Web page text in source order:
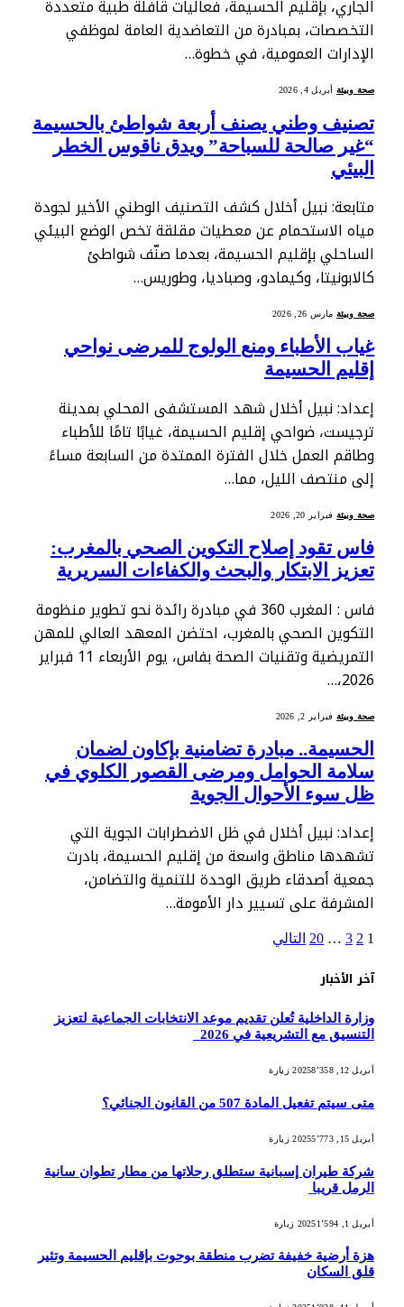
الجاري، بإقليم الحسيمة، فعاليات قافلة طبية متعددة
التخصصات، بمبادرة من التعاضدية العامة لموظفي
الإدارات العمومية، في خطوة…
صحة وبيئة أبريل 4, 2026
تصنيف وطني يصنف أربعة شواطئ بالحسيمة
“غير صالحة للسباحة” ويدق ناقوس الخطر
البيئي
متابعة: نبيل أخلال كشف التصنيف الوطني الأخير لجودة
مياه الاستحمام عن معطيات مقلقة تخص الوضع البيئي
الساحلي بإقليم الحسيمة، بعدما صنّف شواطئ
كالابونيتا، وكيمادو، وصباديا، وطوريس…
صحة وبيئة مارس 26, 2026
غياب الأطباء ومنع الولوج للمرضى نواحي
إقليم الحسيمة
إعداد: نبيل أخلال شهد المستشفى المحلي بمدينة
ترجيست، ضواحي إقليم الحسيمة، غيابًا تامًا للأطباء
وطاقم العمل خلال الفترة الممتدة من السابعة مساءً
إلى منتصف الليل، مما…
صحة وبيئة فبراير 20, 2026
فاس تقود إصلاح التكوين الصحي بالمغرب:
تعزيز الابتكار والبحث والكفاءات السريرية
فاس : المغرب 360 في مبادرة رائدة نحو تطوير منظومة
التكوين الصحي بالمغرب، احتضن المعهد العالي للمهن
التمريضية وتقنيات الصحة بفاس، يوم الأربعاء 11 فبراير
2026،…
صحة وبيئة فبراير 2, 2026
الحسيمة.. مبادرة تضامنية بإكاون لضمان
سلامة الحوامل ومرضى القصور الكلوي في
ظل سوء الأحوال الجوية
إعداد: نبيل أخلال في ظل الاضطرابات الجوية التي
تشهدها مناطق واسعة من إقليم الحسيمة، بادرت
جمعية أصدقاء طريق الوحدة للتنمية والتضامن،
المشرفة على تسيير دار الأمومة…
1
2
3
…
20 التالي
آخر الأخبار
وزارة الداخلية تُعلن تقديم موعد الانتخابات الجماعية لتعزيز
التنسيق مع التشريعية في 2026
أبريل 12, 2025 8٬358 زيارة
متى سيتم تفعيل المادة 507 من القانون الجنائي؟
أبريل 15, 2025 5٬773 زيارة
شركة طيران إسبانية ستطلق رحلاتها من مطار تطوان سانية
الرمل قريبا
أبريل 1, 2025 1٬594 زيارة
هزة أرضية خفيفة تضرب منطقة بوحوت بإقليم الحسيمة وتثير
قلق السكان